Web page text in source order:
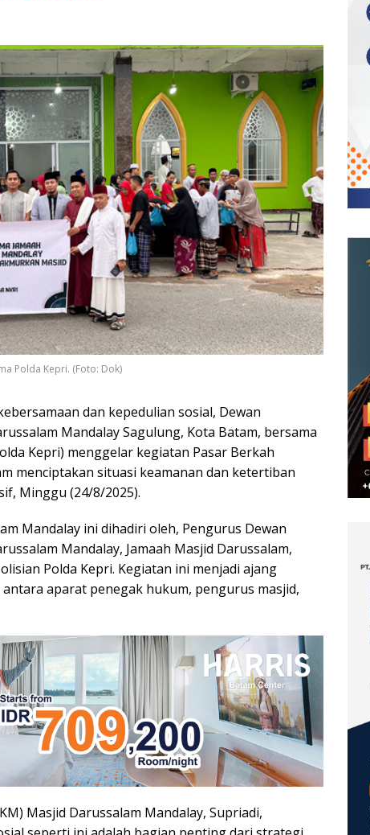
Polda Kepri. (Foto: Dok)
dan kepedulian sosial, Dewan
Mandalay Sagulung, Kota Batam, bersama
Kepri) menggelar kegiatan Pasar Berkah
menciptakan situasi keamanan dan ketertiban
Minggu (24/8/2025).
Mandalay ini dihadiri oleh, Pengurus Dewan
Mandalay, Jamaah Masjid Darussalam,
Polda Kepri. Kegiatan ini menjadi ajang
aparat penegak hukum, pengurus masjid,
Masjid Darussalam Mandalay, Supriadi,